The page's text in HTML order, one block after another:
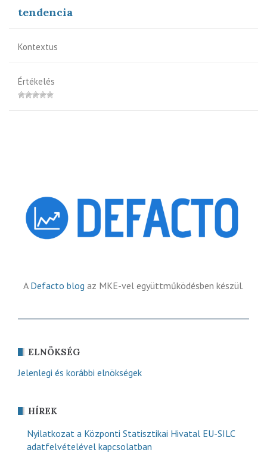
tendencia
Kontextus
Értékelés
A Defacto blog az MKE-vel együttműködésben készül.
ELNÖKSÉG
Jelenlegi és korábbi elnökségek
HÍREK
Nyilatkozat a Központi Statisztikai Hivatal EU-SILC
adatfelvételével kapcsolatban